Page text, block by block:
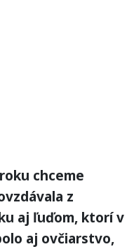
chceme
z
aj ľuďom, ktorí v
aj ovčiarstvo,